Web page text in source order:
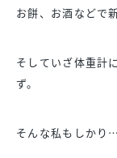
お餅、お酒などで
そしていざ体重計
ず。
そんな私もしかり…